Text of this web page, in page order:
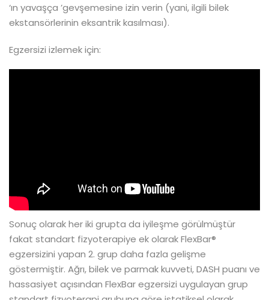
‘ın yavaşça ’gevşemesine izin verin (yani, ilgili bilek
ekstansörlerinin eksantrik kasılması).
Egzersizi izlemek için:
Sonuç olarak her iki grupta da iyileşme görülmüştür
fakat standart fizyoterapiye ek olarak FlexBar®
egzersizini yapan 2. grup daha fazla gelişme
göstermiştir. Ağrı, bilek ve parmak kuvveti, DASH puanı ve
hassasiyet açısından FlexBar egzersizi uygulayan grup